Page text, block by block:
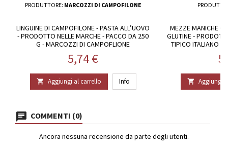
PRODUTTORE: MARCOZZI DI CAMPOFILONE
LINGUINE DI CAMPOFILONE - PASTA ALL’UOVO
- PRODOTTO NELLE MARCHE - PACCO DA 250
G - MARCOZZI DI CAMPOFLIONE
Prezzo
5,74 €
 Aggiungi al carrello Info
MEZZE MANICHE
GLUTINE -
TIPICO ITALIANO -
 Aggiungi
COMMENTI (0)
Ancora nessuna recensione da parte degli utenti.